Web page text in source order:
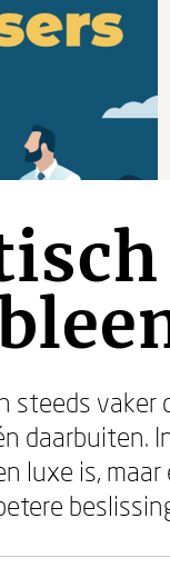
steeds vaker
daarbuiten.
luxe is,